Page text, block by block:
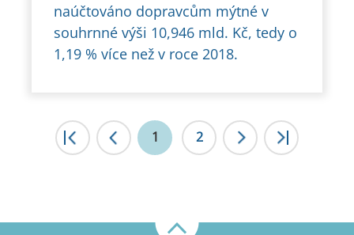
naúčtováno dopravcům mýtné v
souhrnné výši 10,946 mld. Kč, tedy o
1,19 % více než v roce 2018.
|< 1 2